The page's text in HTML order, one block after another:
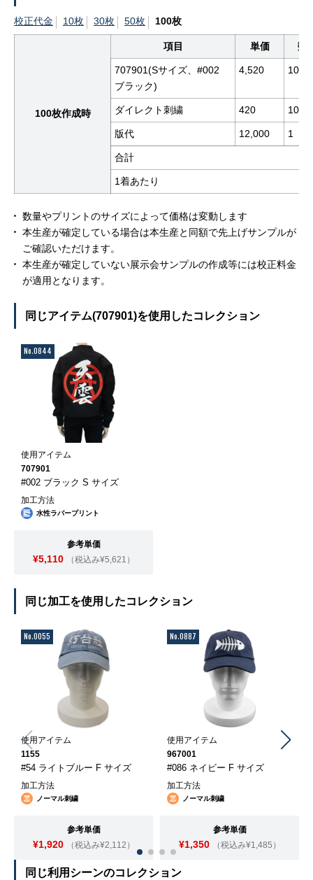
校正代金 10枚 30枚 50枚 100枚
100枚作成時
項目 単価 数
707901(Sサイズ、#002
ブラック)
4,520 100
ダイレクト刺繍 420 100
版代 12,000 1
合計
1着あたり
数量やプリントのサイズによって価格は変動します
本生産が確定している場合は本生産と同額で先上げサンプルが
ご確認いただけます。
本生産が確定していない展示会サンプルの作成等には校正料金
が適用となります。
同じアイテム(707901)を使用したコレクション
No.0844
使用アイテム
707901
#002 ブラック S サイズ
加工方法
水性ラバープリント
参考単価
¥5,110 （税込み¥5,621）
同じ加工を使用したコレクション
No.0055
使用アイテム
1155
#54 ライトブルー F サイズ
加工方法
ノーマル刺繍
参考単価
¥1,920 （税込み¥2,112）
No.0887
使用アイテム
967001
#086 ネイビー F サイズ
加工方法
ノーマル刺繍
参考単価
¥1,350 （税込み¥1,485）
同じ利用シーンのコレクション